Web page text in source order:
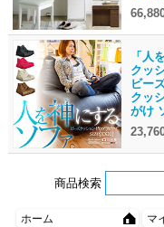
「人
クッ
ビー
クッ
がけ
商品検索
ホーム マ